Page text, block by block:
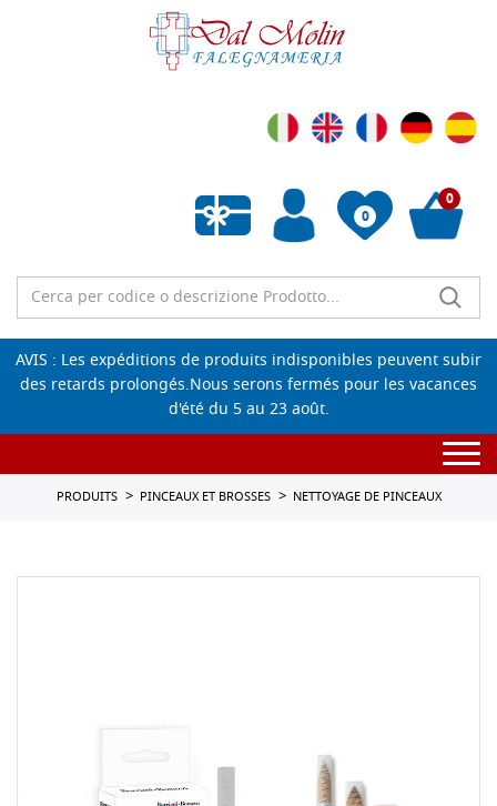
0
Liste de souhaits vide
0
AVIS : Les expéditions de produits indisponibles peuvent subir
des retards prolongés.Nous serons fermés pour les vacances
d'été du 5 au 23 août.
PRODUITS PINCEAUX ET BROSSES NETTOYAGE DE PINCEAUX